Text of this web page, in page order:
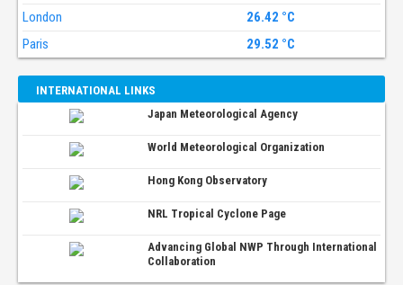
London
26.42 °C
Paris
29.52 °C
INTERNATIONAL LINKS
Japan Meteorological Agency
World Meteorological Organization
Hong Kong Observatory
NRL Tropical Cyclone Page
Advancing Global NWP Through International
Collaboration